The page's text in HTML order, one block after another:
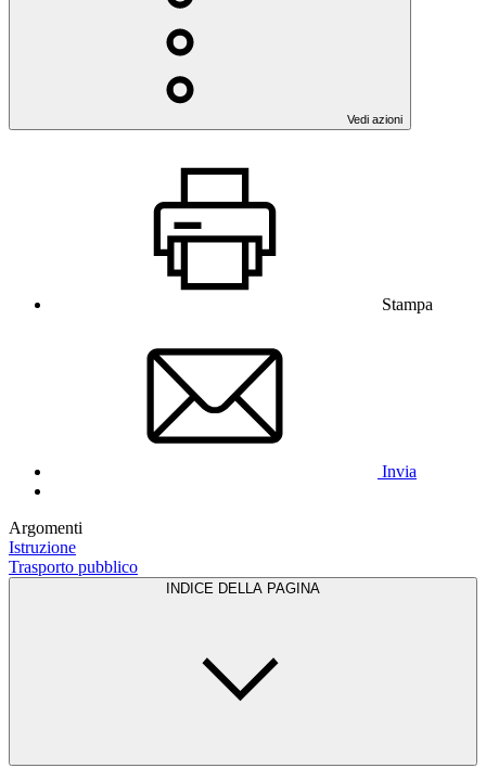
Vedi azioni
Stampa
Invia
Argomenti
Istruzione
Trasporto pubblico
INDICE DELLA PAGINA